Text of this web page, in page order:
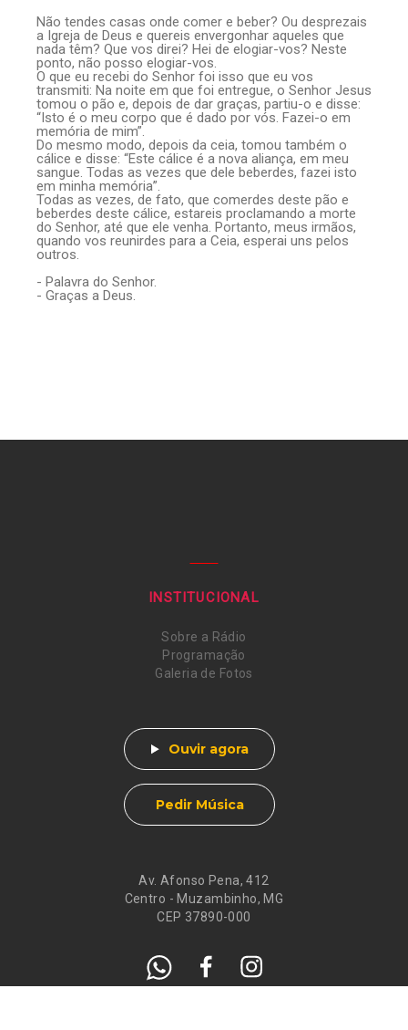
Não tendes casas onde comer e beber? Ou desprezais
a Igreja de Deus e quereis envergonhar aqueles que
nada têm? Que vos direi? Hei de elogiar-vos? Neste
ponto, não posso elogiar-vos.
O que eu recebi do Senhor foi isso que eu vos
transmiti: Na noite em que foi entregue, o Senhor Jesus
tomou o pão e, depois de dar graças, partiu-o e disse:
“Isto é o meu corpo que é dado por vós. Fazei-o em
memória de mim”.
Do mesmo modo, depois da ceia, tomou também o
cálice e disse: “Este cálice é a nova aliança, em meu
sangue. Todas as vezes que dele beberdes, fazei isto
em minha memória”.
Todas as vezes, de fato, que comerdes deste pão e
beberdes deste cálice, estareis proclamando a morte
do Senhor, até que ele venha. Portanto, meus irmãos,
quando vos reunirdes para a Ceia, esperai uns pelos
outros.
- Palavra do Senhor.
- Graças a Deus.
Av. Afonso Pena, 412
Centro - Muzambinho, MG
CEP 37890-000
INSTITUCIONAL
Sobre a Rádio
Programação
Galeria de Fotos
Ouvir agora
Pedir Música